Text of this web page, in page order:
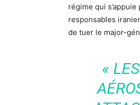
régime qui
responsables
de tuer le major-
«